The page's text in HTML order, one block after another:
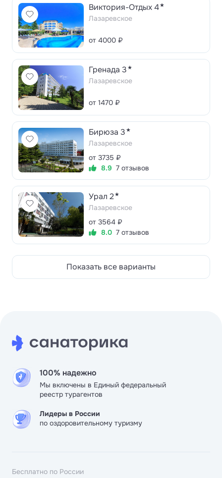
Виктория-Отдых 4★
Лазаревское
от 4000 ₽
Гренада 3 ★
Лазаревское
от 1470 ₽
Бирюза 3 ★
Лазаревское
от 3735 ₽
8.9 7 отзывов
Урал 2★
Лазаревское
от 3564 ₽
8.0 7 отзывов
Показать все варианты
100% надежно
Мы включены в Единый федеральный
реестр турагентов
Лидеры в России
по оздоровительному туризму
Бесплатно по России